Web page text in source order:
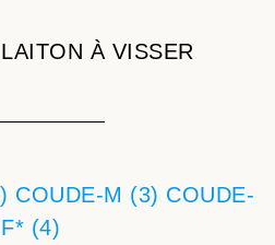
À VISSER
COUDE-M (3) COUDE-
F* (4)